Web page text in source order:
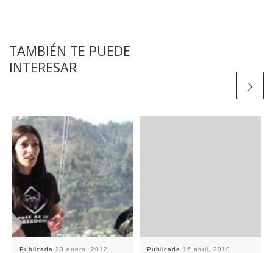
TAMBIÉN TE PUEDE
INTERESAR
Publicada 23 enero, 2012 Publicada 16 abril, 2010